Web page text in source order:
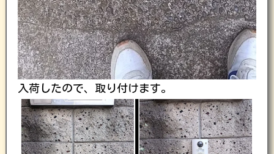
入荷したので、取り付けます。